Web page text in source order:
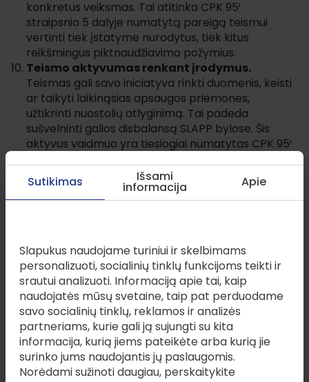
konkretus veiksmas. Tai atitinka CPK 95¹
straipsnio 5 dalyje numatytą pareigą teismui
vertinti tiek įstatyme nurodytus, tiek kitus
reikšmingus piktnaudžiavimo požymius.
Teismo aktyvumas renkant įrodymus.
Teismas gali savo iniciatyva rinkti duomenis, keisti
ar taikyti laikinąsias apsaugos priemones,
užtikrinti nuostolių atlyginimą. Tai padeda
sušvelninti galios disbalansą SLAPP bylose. Šis
aktyvus vaidmuo yra tiesiogiai numatytas CPK 95¹
Greitas bylos išnagrinėjimas.
Gavus ieškovo
atsikirtimus (ar jų negavus), byla turi būti
išnagrinėta per 30 dienų nuo posėdžio paskyrimo
Piktnaudžiaujamojo pobūdžio ieškinys
atmetamas.Pagal naująją CPK 95¹ straipsnio 3
dalį, nustačius piktnaudžiavimo požymius, ieškinys
nebe paliekamas nenagrinėtas, o atmetamas,
kas yra reikšminga apsaugos priemonė nuo
pakartotinių procesų.
Kokius požymius vertins teismas?
Sutikimas Išsami
informacija Apie
Slapukus naudojame turiniui ir skelbimams
personalizuoti, socialinių tinklų funkcijoms teikti ir
srautui analizuoti. Informaciją apie tai, kaip
naudojatės mūsų svetaine, taip pat perduodame
savo socialinių tinklų, reklamos ir analizės
partneriams, kurie gali ją sujungti su kita
informacija, kurią jiems pateikėte arba kurią jie
surinko jums naudojantis jų paslaugomis.
Norėdami sužinoti daugiau, perskaitykite